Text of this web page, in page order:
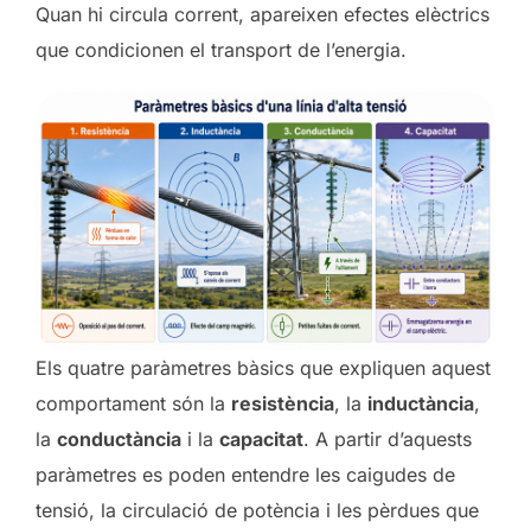
Quan hi circula corrent, apareixen efectes elèctrics
que condicionen el transport de l’energia.
Els quatre paràmetres bàsics que expliquen aquest
comportament són la resistència, la inductància,
la conductància i la capacitat. A partir d’aquests
paràmetres es poden entendre les caigudes de
tensió, la circulació de potència i les pèrdues que